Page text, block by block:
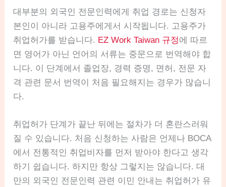
대부분의 외국인 전문인력에게 취업 경로는 신청자
본인이 아니라 고용주에게서 시작됩니다. 고용주가
취업허가를 받습니다. EZ Work Taiwan 규정에 따르
면 영어가 아닌 언어의 서류는 중문으로 번역해야 합
니다. 이 단계에서 졸업장, 경력 증명, 면허, 전문 자
격 관련 문서 번역이 처음 필요해지는 경우가 많습니
다.
취업허가 단계가 끝난 뒤에는 절차가 더 혼란스러워
질 수 있습니다. 처음 신청하는 사람은 언제나 BOCA
에서 전통적인 취업비자를 먼저 받아야 한다고 생각
하기 쉽습니다. 하지만 항상 그렇지는 않습니다. 대
만의 외국인 전문인력 관련 이민 안내는 취업허가 유